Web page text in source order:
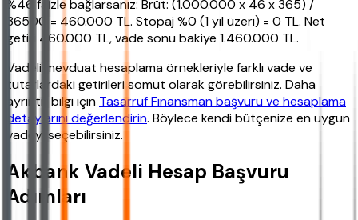
%46 faizle bağlarsanız: Brüt: (1.000.000 x 46 x 365) /
36500 = 460.000 TL. Stopaj %0 (1 yıl üzeri) = 0 TL. Net
getiri 460.000 TL, vade sonu bakiye 1.460.000 TL.
Vadeli mevduat hesaplama örnekleriyle farklı vade ve
tutarlardaki getirileri somut olarak görebilirsiniz. Daha
ayrıntılı bilgi için Tasarruf Finansman başvuru ve hesaplama
detaylarını değerlendirin. Böylece kendi bütçenize en uygun
vadeyi seçebilirsiniz.
Akbank Vadeli Hesap Başvuru
Adımları